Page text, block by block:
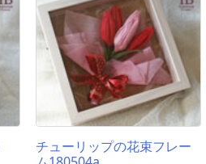
チューリップの花束フレー